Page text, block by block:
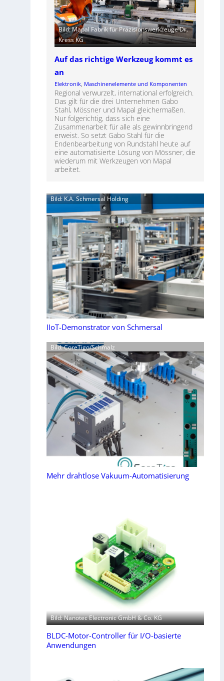
Bild: Mapal Fabrik für Präzisionswerkzeuge Dr.
Kress KG
Auf das richtige Werkzeug kommt es
an
Elektronik Maschinenelemente und Komponenten
Regional verwurzelt, international erfolgreich.
Das gilt für die drei Unternehmen Gabo
Stahl, Mössner und Mapal gleichermaßen.
Nur folgerichtig, dass sich eine
Zusammenarbeit für alle als gewinnbringend
erweist. So setzt Gabo Stahl für die
Endenbearbeitung von Rundstahl heute auf
eine automatisierte Lösung von Mössner, die
wiederum mit Werkzeugen von Mapal
arbeitet.
Bild: K.A. Schmersal Holding
IIoT-Demonstrator von Schmersal
Bild: CoreTigo/Schmalz
Mehr drahtlose Vakuum-Automatisierung
Bild: Nanotec Electronic GmbH & Co. KG
BLDC-Motor-Controller für I/O-basierte
Anwendungen